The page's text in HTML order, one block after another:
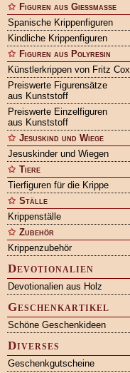
Figuren aus Gießmasse
Spanische Krippenfiguren
Kindliche Krippenfiguren
Figuren aus Polyresin
Künstlerkrippen von Fritz Cox
Preiswerte Figurensätze
aus Kunststoff
Preiswerte Einzelfiguren
aus Kunststoff
Jesuskind und Wiege
Jesuskinder und Wiegen
Tiere
Tierfiguren für die Krippe
Ställe
Krippenställe
Zubehör
Krippenzubehör
Devotionalien
Devotionalien aus Holz
Geschenkartikel
Schöne Geschenkideen
Diverses
Geschenkgutscheine